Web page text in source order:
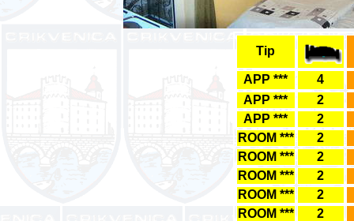
Tip
APP ***
4
APP ***
2
APP ***
2
ROOM ***
2
ROOM ***
2
ROOM ***
2
ROOM ***
2
ROOM ***
2